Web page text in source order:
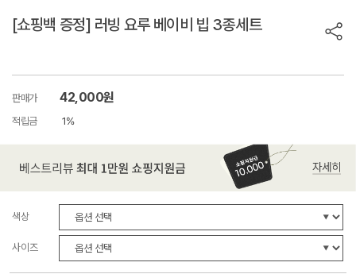
[쇼핑백 증정] 러빙 요루 베이비 빕 3종세트
판매가 42,000원
적립금 1%
색상
사이즈